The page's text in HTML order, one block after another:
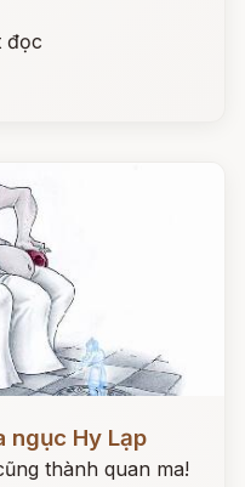
đọc
ngục Hy Lạp
thành quan ma!